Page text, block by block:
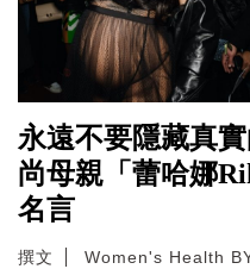
永遠不要隱藏真
尚母親「蕾哈娜
名言
撰文 Women's Health